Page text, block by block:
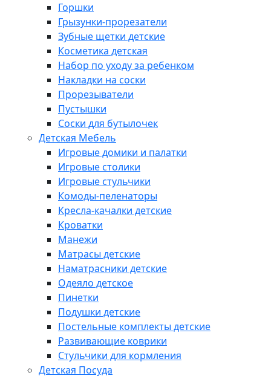
Горшки
Грызунки-прорезатели
Зубные щетки детские
Косметика детская
Набор по уходу за ребенком
Накладки на соски
Прорезыватели
Пустышки
Соски для бутылочек
Детская Мебель
Игровые домики и палатки
Игровые столики
Игровые стульчики
Комоды-пеленаторы
Кресла-качалки детские
Кроватки
Манежи
Матрасы детские
Наматрасники детские
Одеяло детское
Пинетки
Подушки детские
Постельные комплекты детские
Развивающие коврики
Стульчики для кормления
Детская Посуда